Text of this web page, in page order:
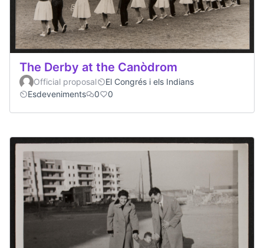
The Derby at the Canòdrom
Official proposal
El Congrés i els Indians
Esdeveniments
0 0